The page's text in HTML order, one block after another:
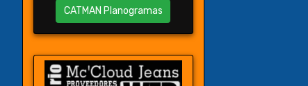
CATMAN Planogramas